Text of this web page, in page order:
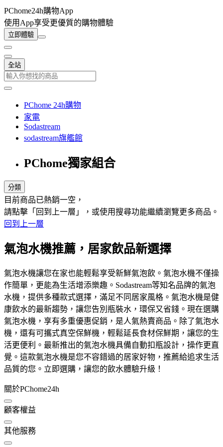
PChome24h購物App
使用App享受更優質的購物體驗
立即體驗
全站
PChome 24h購物
家電
Sodastream
sodastream旗艦館
PChome獨家組合
分類
目前商品已熱銷一空，
請點擊「回到上一層」，或使用搜尋功能繼續瀏覽更多商品。
回到上一層
氣泡水機推薦，居家飲品新選擇
氣泡水機讓您在家也能輕鬆享受新鮮氣泡飲。氣泡水機不僅操
作簡單，更能為生活增添樂趣。Sodastream等知名品牌的氣泡
水機，提供多種款式選擇，滿足不同居家風格。氣泡水機是健
康飲水的最新趨勢，讓您告別瓶裝水，環保又省錢。現在選購
氣泡水機，享有多重優惠促銷，是人氣熱賣商品。除了氣泡水
機，還有可攜式真空保鮮機，輕鬆延長食材保鮮期，讓您的生
活更便利。最新推出的氣泡水機具備自動扣瓶設計，操作更直
覺。這款氣泡水機是您不容錯過的居家好物，推薦給追求生活
品質的您。立即選購，讓您的飲水體驗升級！
關於PChome24h
顧客權益
其他服務